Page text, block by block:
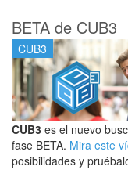
BETA de CUB3
CUB3
CUB3 es el nuevo
fase BETA. Mira este
posibilidades y